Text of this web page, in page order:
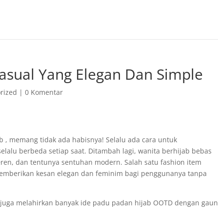
Yang Elegan Dan Simple
|0 Komentar
, memang tidak ada habisnya! Selalu ada cara untuk
berbeda setiap saat. Ditambah lagi, wanita berhijab bebas
dan tentunya sentuhan modern. Salah satu fashion item
kesan elegan dan feminim bagi penggunanya tanpa
melahirkan banyak ide padu padan hijab OOTD dengan gaun